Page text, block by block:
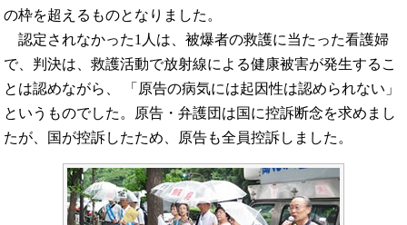
の枠を超えるものとなりました。
認定されなかった1人は、被爆者の救護に当たった看護婦
で、判決は、救護活動で放射線による健康被害が発生するこ
とは認めながら、 「原告の病気には起因性は認められない」
というものでした。原告・弁護団は国に控訴断念を求めまし
たが、国が控訴したため、原告も全員控訴しました。